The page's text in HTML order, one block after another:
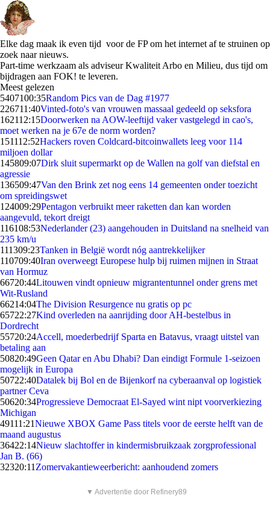
Elke dag maak ik even tijd voor de FP om het internet af te struinen op
zoek naar nieuws.
Part-time werkzaam als adviseur Kwaliteit Arbo en Milieu, dus tijd om
bijdragen aan FOK! te leveren.
Meest gelezen
5407100:35Random Pics van de Dag #1977
226711:40Vinted-foto's van vrouwen massaal gedeeld op seksfora
162112:15Doorwerken na AOW-leeftijd vaker vastgelegd in cao's,
moet werken na je 67e de norm worden?
151112:52Hackers roven Coldcard-bitcoinwallets leeg voor 114
miljoen dollar
145809:07Dirk sluit supermarkt op de Wallen na golf van diefstal en
agressie
136509:47Van den Brink zet nog eens 14 gemeenten onder toezicht
om spreidingswet
124009:29Pentagon verbruikt meer raketten dan kan worden
aangevuld, tekort dreigt
116108:53Nederlander (23) aangehouden in Duitsland na snelheid van
235 km/u
111309:23Tanken in België wordt nóg aantrekkelijker
110709:40Iran overweegt Europese hulp bij ruimen mijnen in Straat
van Hormuz
66720:44Litouwen vindt opnieuw migrantentunnel onder grens met
Wit-Rusland
66214:04The Division Resurgence nu gratis op pc
65722:27Kind overleden na aanrijding door AH-bestelbus in
Dordrecht
55720:24Accell, moederbedrijf Sparta en Batavus, vraagt uitstel van
betaling aan
50820:49Geen Qatar en Abu Dhabi? Dan eindigt Formule 1-seizoen
mogelijk in Europa
50722:40Datalek bij Bol en de Bijenkorf na cyberaanval op logistiek
partner Ceva
50620:34Progressieve Democraat El-Sayed wint nipt voorverkiezing
Michigan
49111:21Nieuwe XBOX Game Pass titels voor de eerste helft van de
maand augustus
36422:14Nieuw slachtoffer in kindermisbruikzaak zorgprofessional
Jan B. (66)
32320:11 Zomervakantieweerbericht: aanhoudend zomers
▼ Advertentie door Refinery89